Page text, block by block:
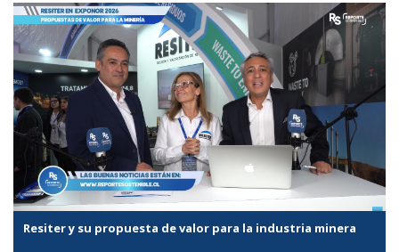
Resiter y su propuesta de valor para la industria minera